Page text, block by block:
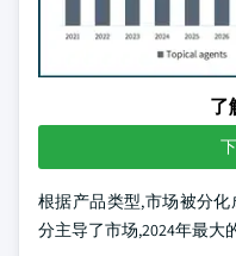
了
根据产品类型,市场被分
分主导了市场,2024年最大